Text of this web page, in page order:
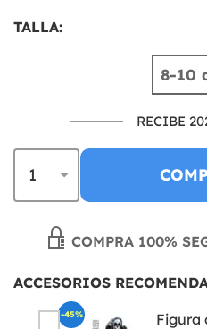
TALLA:
8-10
RECIBE
COMPRA 100%
ACCESORIOS
Figura
-45%